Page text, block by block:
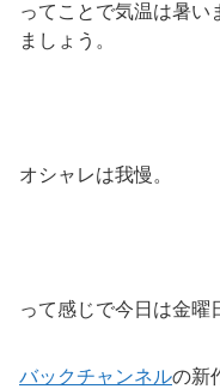
ってことで気温は暑い
ましょう。
オシャレは我慢。
って感じで今日は金曜
バックチャンネルの新